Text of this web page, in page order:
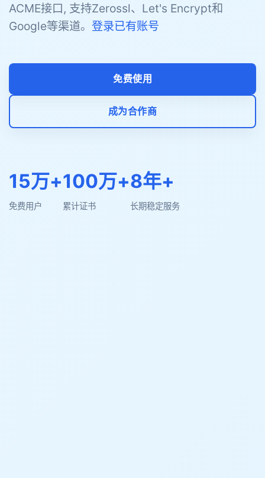
ACME接口, 支持Zerossl、Let's Encrypt和
Google等渠道。 登录已有账号
免费使用
成为合作商
15万+
免费用户
100万+
累计证书
8年+
长期稳定服务